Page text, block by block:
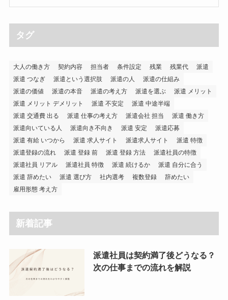
タグ
大人の働き方 契約内容 担当者 条件設定 残業 残業代
派遣
派遣 つなぎ
派遣という選択肢 派遣の人
派遣の仕組み
派遣の価値
派遣の本音 派遣の考え方 派遣を選ぶ
派遣 メリット
派遣 メリット デメリット
派遣 不安定
派遣 中途半端
派遣 交通費 出る
派遣 仕事の考え方 派遣会社 担当
派遣 働き方
派遣向いている人
派遣向き不向き 派遣 安定
派遣応募
派遣 有給 いつから
派遣 求人サイト 派遣求人サイト
派遣 特徴
派遣登録の流れ
派遣 登録 前 派遣 登録 方法
派遣社員の特徴
派遣社員 リアル
派遣社員 特徴 派遣 続けるか
派遣 自分に合う
派遣 辞めたい
派遣 選び方 社内選考 複数登録
辞めたい
雇用形態 考え方
新着記事
派遣社員は契約満了後どうなる？
次の仕事までの流れを解説